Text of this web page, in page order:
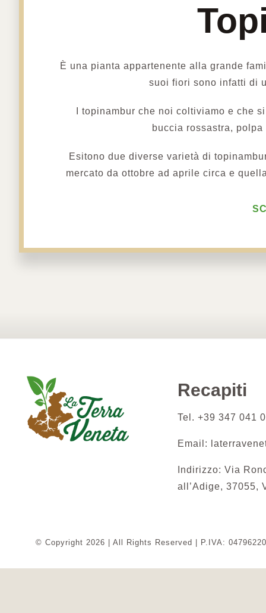
È una pianta appartenente alla grande
suoi fiori sono infatti di
I topinambur che noi coltiviamo e che
buccia rossastra,
Esitono due diverse varietà di
mercato da ottobre ad aprile circa e
Recapiti
Tel. +39 347 041
Email:
Indirizzo:Via
all’Adige,37055,
© Copyright 2026 | All Rights Reserved | P.IVA: